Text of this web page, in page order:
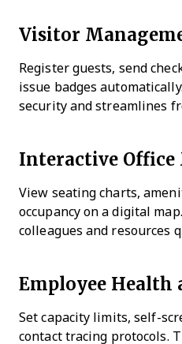
Visitor
Register guests, send
issue badges
security and streamlines
Interactive Office
View seating charts,
occupancy on a digital
colleagues and resources
Employee Health
Set capacity limits, self-
contact tracing protocols.